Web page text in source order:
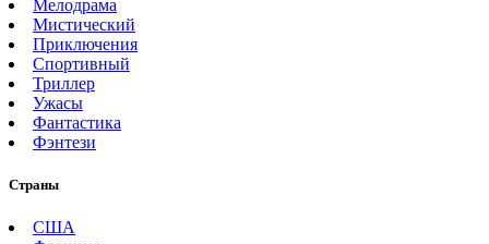
Мелодрама
Мистический
Приключения
Спортивный
Триллер
Ужасы
Фантастика
Фэнтези
Страны
США